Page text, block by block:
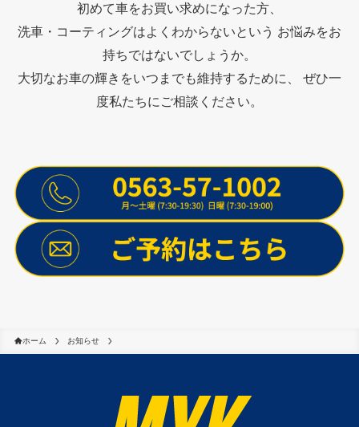
初めて車をお買い求めになった方、
洗車・コーティングはよくわからないという お悩みをお
持ちではないでしょうか。
大切なお車の輝きをいつまでも維持するために、 ぜひ一
度私たちにご相談ください。
ホーム お知らせ